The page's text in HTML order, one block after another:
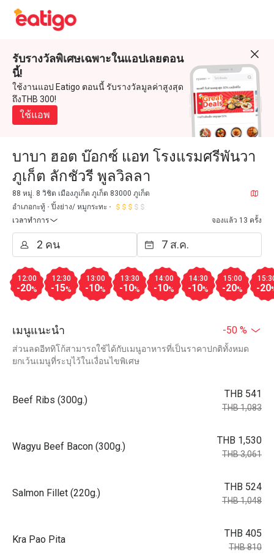
รับรางวัลพิเศษเฉพาะในแอปเลยตอน
นี้!
ใช้งานแอป Eatigo ตอนนี้ รับรางวัลมูลค่าสูงสุด
ถึงTHB 300!
ใช้แอพ
บาบา ฮอต บ๊อกซ์ แอท โรงแรมศรีพันวา
ภูเก็ต ลักชัวรี พูลวิลลา
88 หมู่. 8 วิชิต เมืองภูเก็ต ภูเก็ต 83000 ภูเก็ต
อำเภอกะทู้
ปิ้งย่าง/ หมูกระทะ
เวลาทำการ
จองแล้ว 13 ครั้ง
12:00
-20%
12:30
-15%
13:00
-10%
13:30
-10%
14:00
-10%
14:30
-10%
15:00
-20% -20
เมนูแนะนำ -50 %
ส่วนลดอีททิโก้สามารถใช้ได้กับเมนูอาหารที่เป็นราคาปกติทั้งหมด
ยกเว้นเมนูที่ระบุไว้ในเงื่อนไขพิเศษ
Beef Ribs (300g.)
THB 541
THB 1,083
Wagyu Beef Bacon (300g.)
THB 1,530
THB 3,061
Salmon Fillet (220g.)
THB 524
THB 1,048
Kra Pao Pita
THB 405
THB 810